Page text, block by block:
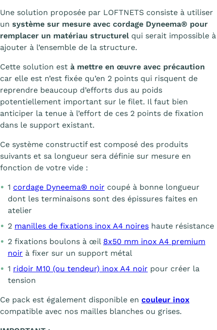
Une solution proposée par LOFTNETS consiste à utiliser
un système sur mesure avec cordage Dyneema® pour
remplacer un matériau structurel qui serait impossible à
ajouter à l’ensemble de la structure.
Cette solution est à mettre en œuvre avec précaution
car elle est n’est fixée qu’en 2 points qui risquent de
reprendre beaucoup d’efforts dus au poids
potentiellement important sur le filet. Il faut bien
anticiper la tenue à l’effort de ces 2 points de fixation
dans le support existant.
Ce système constructif est composé des produits
suivants et sa longueur sera définie sur mesure en
fonction de votre vide :
1 cordage Dyneema® noir coupé à bonne longueur
dont les terminaisons sont des épissures faites en
atelier
2 manilles de fixations inox A4 noires haute résistance
2 fixations boulons à œil 8x50 mm inox A4 premium
noir à fixer sur un support métal
1 ridoir M10 (ou tendeur) inox A4 noir pour créer la
tension
Ce pack est également disponible en couleur inox
compatible avec nos mailles blanches ou grises.